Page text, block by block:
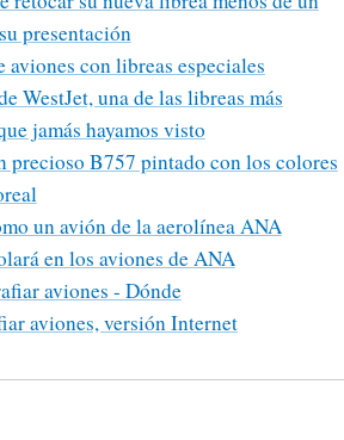
presentación
aviones con libreas especiales
WestJet, una de las libreas más
jamás hayamos visto
precioso B757 pintado con los colores
un avión de la aerolínea ANA
en los aviones de ANA
aviones - Dónde
aviones, versión Internet